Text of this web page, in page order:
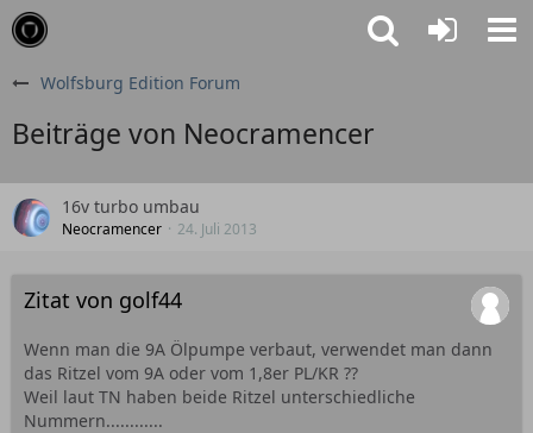
Wolfsburg Edition Forum
Beiträge von Neocramencer
16v turbo umbau
Neocramencer 24. Juli 2013
Zitat von golf44
Wenn man die 9A Ölpumpe verbaut, verwendet man dann
das Ritzel vom 9A oder vom 1,8er PL/KR ??
Weil laut TN haben beide Ritzel unterschiedliche
Nummern............